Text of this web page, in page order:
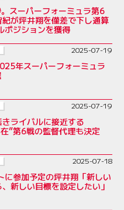
スーパーフォーミュラ第6
が坪井翔を僅差で下し通算
ポジションを獲得
2025-07-19
年スーパーフォーミュラ
2025-07-19
ライバルに接近する
”第6戦の監督代理も決定
2025-07-18
に参加予定の坪井翔「新しい
新しい目標を設定したい」